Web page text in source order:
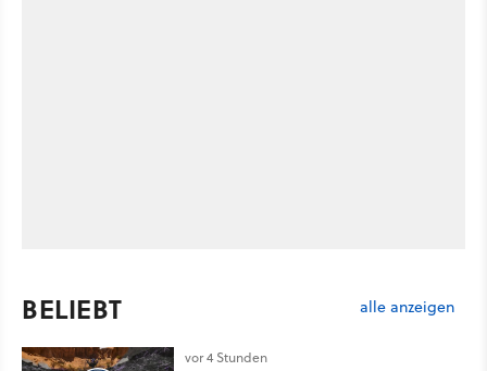
BELIEBT alle anzeigen
vor 4 Stunden